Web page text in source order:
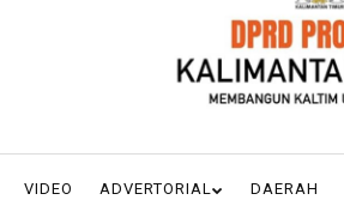
VIDEO ADVERTORIAL DAERAH